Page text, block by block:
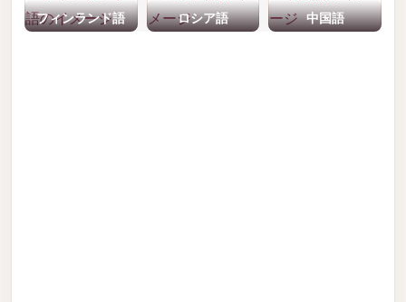
フィンランド語 ロシア語 中国語